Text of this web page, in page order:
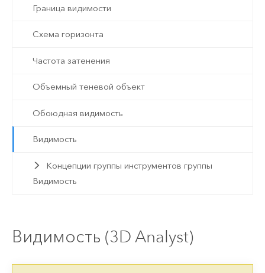
Граница видимости
Схема горизонта
Частота затенения
Объемный теневой объект
Обоюдная видимость
Видимость
Концепции группы инструментов группы
Видимость
Видимость (3D Analyst)